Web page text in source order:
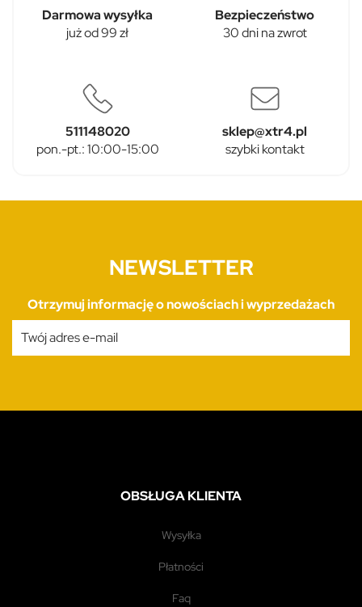
Darmowa wysyłka
już od 99 zł
Bezpieczeństwo
30 dni na zwrot
511148020
pon.-pt.: 10:00-15:00
sklep@xtr4.pl
szybki kontakt
NEWSLETTER
Otrzymuj informację o nowościach i wyprzedażach
OBSŁUGA KLIENTA
wysyłka
płatności
faq